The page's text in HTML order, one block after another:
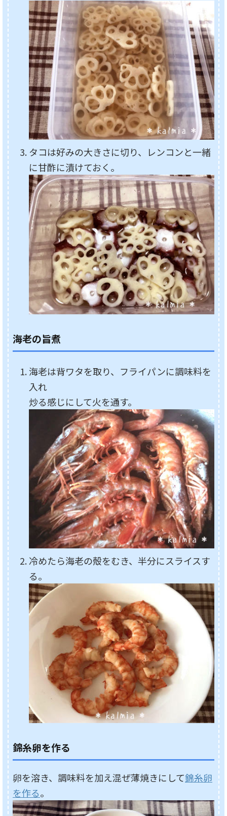
タコは好みの大きさに切り、レンコンと一緒
に甘酢に漬けておく。
海老の旨煮
海老は背ワタを取り、フライパンに調味料を
入れ
炒る感じにして火を通す。
冷めたら海老の殻をむき、半分にスライスす
る。
錦糸卵を作る
卵を溶き、調味料を加え混ぜ薄焼きにして錦糸卵
を作る。